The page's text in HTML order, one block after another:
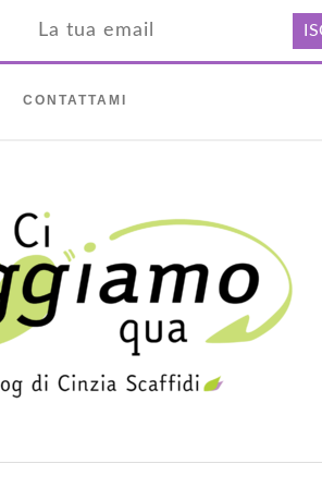
CONTATTAMI